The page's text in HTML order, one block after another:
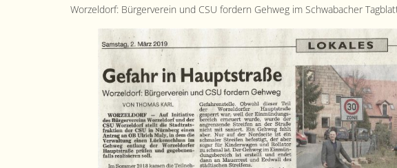
Worzel­dorf: Bürg­ervere­in und CSU fordern Gehweg im Schwabach­er